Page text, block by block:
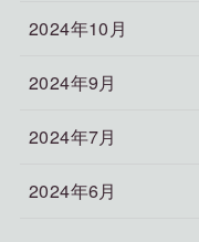
2024年10月
2024年9月
2024年7月
2024年6月